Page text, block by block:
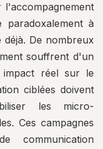
paradoxalement à
De nombreux
souffrent d'un
impact réel sur le
ciblées doivent
les micro-
Ces campagnes
communication